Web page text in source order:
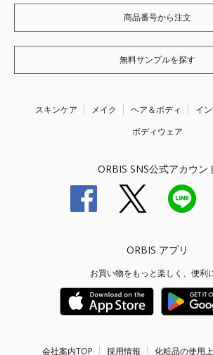
商品番号から注文
無料サンプルを探す
スキンケア メイク ヘア＆ボディ
イ
ボディウェア
ORBIS SNS公式アカウン
ORBIS アプリ
お買い物をもっと楽しく、便利
会社案内TOP 採用情報 化粧品の使用